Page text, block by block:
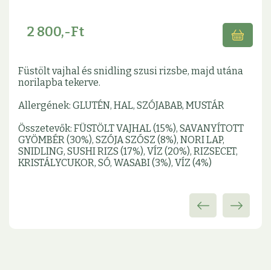
2 800,-Ft
Füstölt vajhal és snidling szusi rizsbe, majd utána
norilapba tekerve.
Allergének: GLUTÉN, HAL, SZÓJABAB, MUSTÁR
Összetevők: FÜSTÖLT VAJHAL (15%), SAVANYÍTOTT
GYÖMBÉR (30%), SZÓJA SZÓSZ (8%), NORI LAP,
SNIDLING, SUSHI RIZS (17%), VÍZ (20%), RIZSECET,
KRISTÁLYCUKOR, SÓ, WASABI (3%), VÍZ (4%)